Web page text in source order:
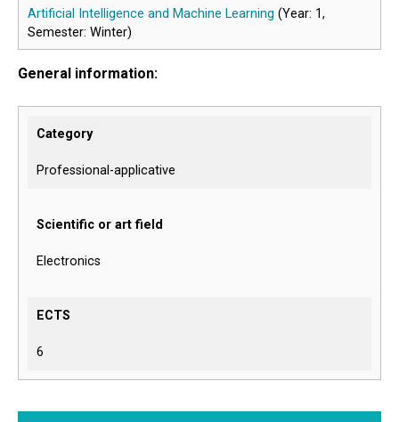
Artificial Intelligence and Machine Learning (Year: 1,
Semester: Winter)
General information:
Category
Professional-applicative
Scientific or art field
Electronics
ECTS
6